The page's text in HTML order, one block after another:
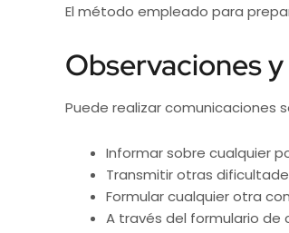
El método empleado para
Observaciones
Puede realizar comunicaciones
Informar sobre cualquier
Transmitir otras
Formular cualquier otra
A través del formulario